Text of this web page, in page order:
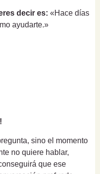
decir es: «Hace días
ayudarte.»
sino el momento
no quiere hablar,
que ese